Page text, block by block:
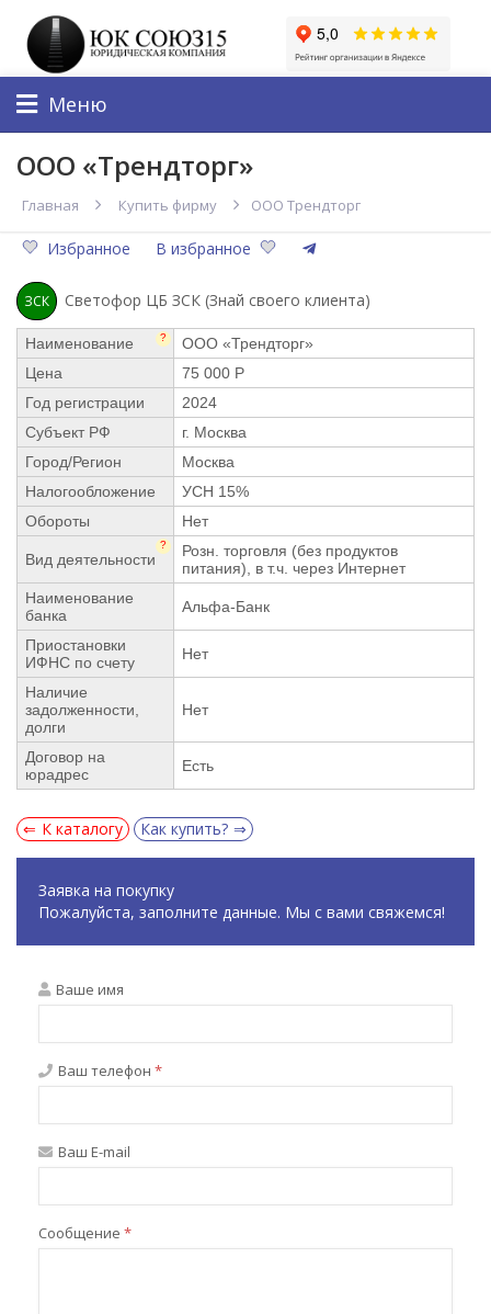
Меню
ООО «Трендторг»
Главная Купить фирму ООО Трендторг
Избранное В избранное
ЗСК Светофор ЦБ ЗСК (Знай своего клиента)
Наименование ?
ООО «Трендторг»
Цена
75 000 Р
Год регистрации
2024
Субъект РФ
г. Москва
Город/Регион
Москва
Налогообложение
УСН 15%
Обороты
Нет
Вид деятельности
?
Розн. торговля (без продуктов
питания), в т.ч. через Интернет
Наименование
банка
Альфа-Банк
Приостановки
ИФНС по счету
Нет
Наличие
задолженности,
долги
Нет
Договор на
юрадрес
Есть
К каталогу Как купить?
Заявка на покупку
Пожалуйста, заполните данные. Мы с вами свяжемся!
Ваше имя
Ваш телефон *
Ваш E-mail
Сообщение *